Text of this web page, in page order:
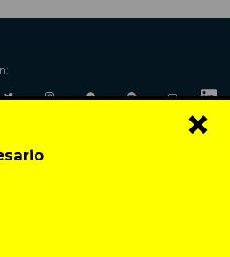
×